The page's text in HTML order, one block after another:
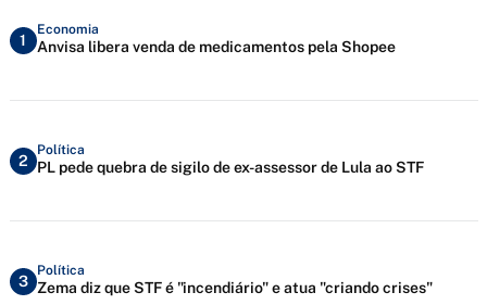
1
Economia
Anvisa libera venda de medicamentos pela Shopee
2
Política
PL pede quebra de sigilo de ex-assessor de Lula ao STF
3
Política
Zema diz que STF é "incendiário" e atua "criando crises"